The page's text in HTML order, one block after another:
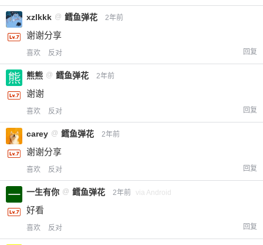
xzlkkk @ 鳕鱼弹花 2年前
谢谢分享
喜欢 反对 回复
熊熊 @ 鳕鱼弹花 2年前
谢谢
喜欢 反对 回复
carey @ 鳕鱼弹花 2年前
谢谢分享
喜欢 反对 回复
一生有你 @ 鳕鱼弹花 2年前 via Android
好看
喜欢 反对 回复